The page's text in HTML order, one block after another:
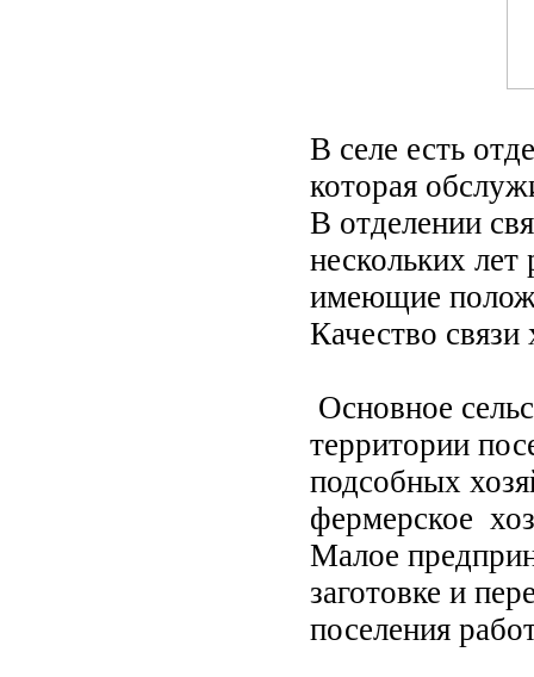
В селе есть
которая
В отделении
нескольких
имеющие
Качество связи
Основное
территории
подсобных
фермерское
Малое
заготовке и
поселения